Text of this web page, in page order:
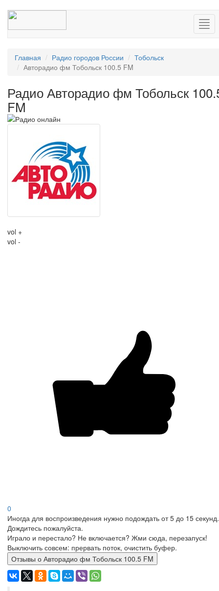
Главная Радио городов России
Тобольск
Авторадио фм Тобольск 100.5 FM
Радио Авторадио фм Тобольск
FM
vol +
vol -
0
Иногда для воспроизведения нужно подождать от 5 до 15 секунд.
Дождитесь пожалуйста.
Играло и перестало? Не включается? Жми сюда, перезапуск!
Выключить совсем: прервать поток, очистить буфер.
Отзывы о Авторадио фм Тобольск 100.5 FM